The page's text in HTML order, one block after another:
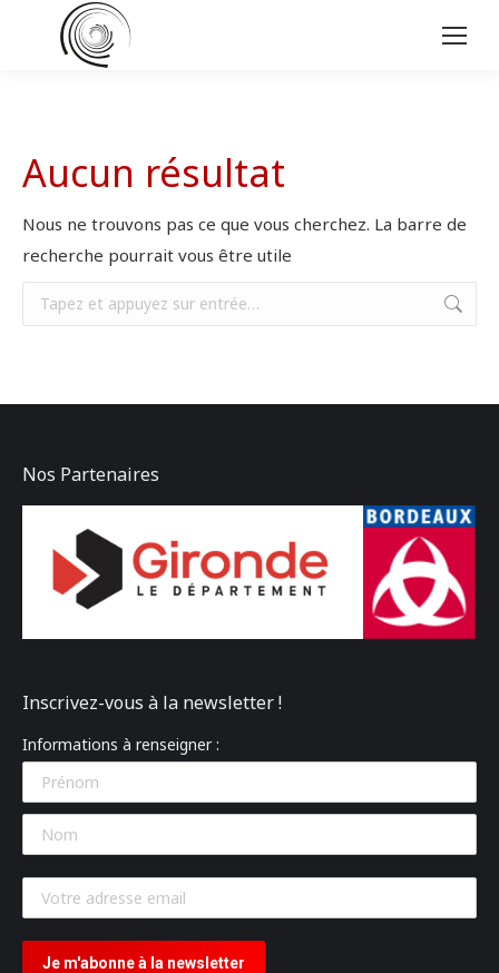
Aucun résultat
Nous ne trouvons pas ce que vous cherchez. La barre de
recherche pourrait vous être utile
Recherche
:
Nos Partenaires
Inscrivez-vous à la newsletter !
Informations à renseigner :